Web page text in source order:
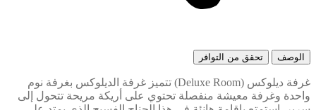
الوصف تحقق من التوافر
غرفة ديلوكس (Deluxe Room) تتميز غرفة الديلوكس بغرفة نوم
واحدة وغرفة معيشة منفصلة تحتوي على أريكة مريحة تتحول إلى